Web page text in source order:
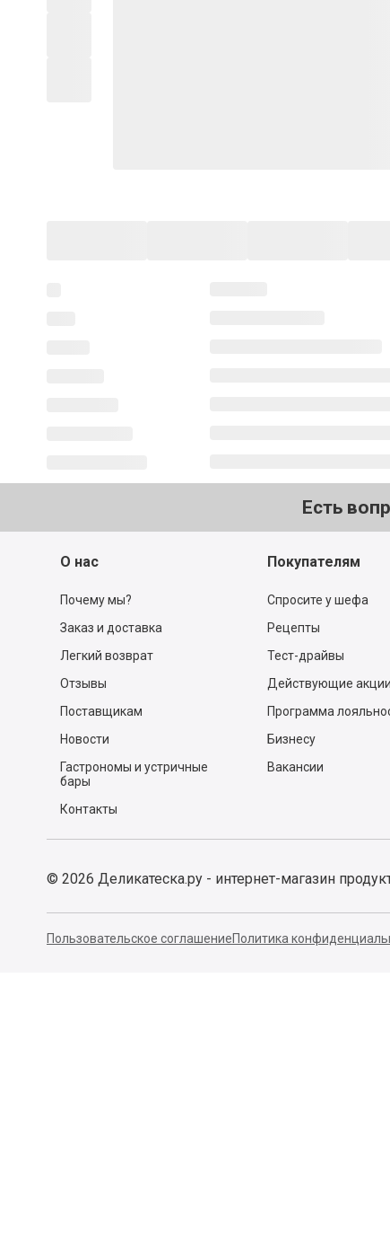
Есть
О нас
Почему мы?
Заказ и доставка
Легкий возврат
Отзывы
Поставщикам
Новости
Гастрономы и устричные
бары
Контакты
Покупателям
Спросите у шефа
Рецепты
Тест-драйвы
Действующие акции
Программа
Бизнесу
Вакансии
© 2026 Деликатеска.ру - интернет-магазин
Пользовательское соглашениеПолитика